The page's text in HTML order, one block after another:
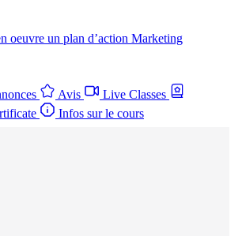
oeuvre un plan d’action Marketing
Avis
Live Classes
Infos sur le cours